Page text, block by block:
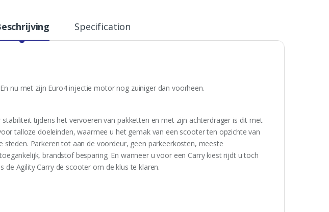
Specification
nu met zijn Euro4 injectie motor nog zuiniger dan voorheen.
tijdens het vervoeren van pakketten en met zijn achterdrager is dit met
talloze doeleinden, waarmee u het gemak van een scooter ten opzichte van
steden. Parkeren tot aan de voordeur, geen parkeerkosten, meeste
brandstof besparing. En wanneer u voor een Carry kiest rijdt u toch
de Agility Carry de scooter om de klus te klaren.